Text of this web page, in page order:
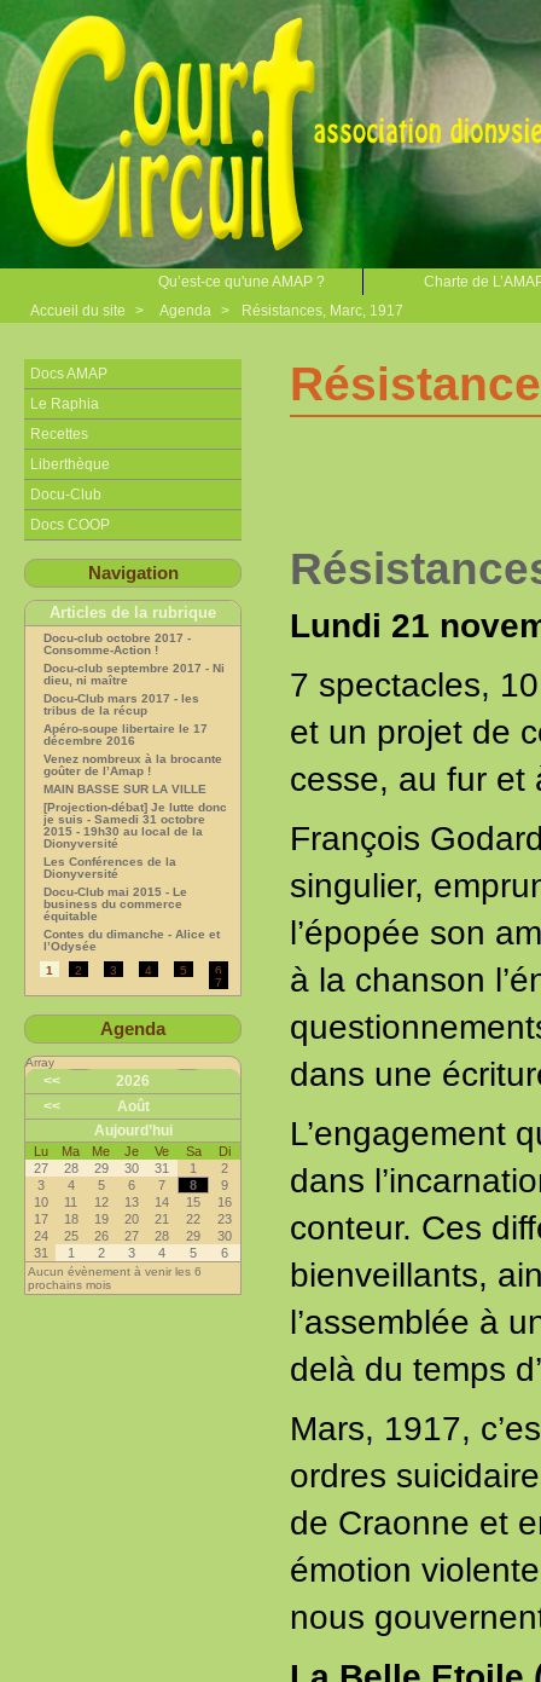
Qu’est-ce qu'une AMAP ?
Charte de
Accueil du site
> Agenda > Résistances, Marc, 1917
Lundi 21
7 spectacles,
et un projet de
cesse, au fur et
François
singulier,
l’épopée son
à la chanson
dans une
L’engagement
dans
conteur. Ces
bienveillants,
l’assemblée à
delà du temps
Mars, 1917,
ordres
de Craonne et
émotion
nous
Docs AMAP
Le Raphia
Recettes
Liberthèque
Docu-Club
Docs COOP
Navigation
Articles de la rubrique
Docu-club octobre 2017 -
Consomme-Action !
Docu-club septembre 2017 - Ni
dieu, ni maître
Docu-Club mars 2017 - les
tribus de la récup
Apéro-soupe libertaire le 17
décembre 2016
Venez nombreux à la brocante
goûter de l’Amap !
MAIN BASSE SUR LA VILLE
[Projection-débat] Je lutte donc
je suis - Samedi 31 octobre
2015 - 19h30 au local de la
Dionyversité
Les Conférences de la
Dionyversité
Docu-Club mai 2015 - Le
business du commerce
équitable
Contes du dimanche - Alice et
l’Odysée
1
2 3 4 5
6
7
Agenda
Array
<<
2026
<<
Août
Aujourd’hui
Lu Ma Me Je Ve Sa
Di
27
28 29 30 31 1
2
3
4 5 6 7 8
9
10
11 12 13 14 15
16
17
18 19 20 21 22
23
24
25 26 27 28 29
30
31
1 2 3 4 5 6
Aucun évènement à venir les 6
prochains mois